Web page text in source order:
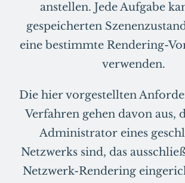
anstellen. Jede Aufgabe
gespeicherten
eine bestimmte Rendering-
verwenden.
Die hier vorgestellten
Verfahren gehen davon aus,
Administrator eines
Netzwerks sind, das
Netzwerk-Rendering